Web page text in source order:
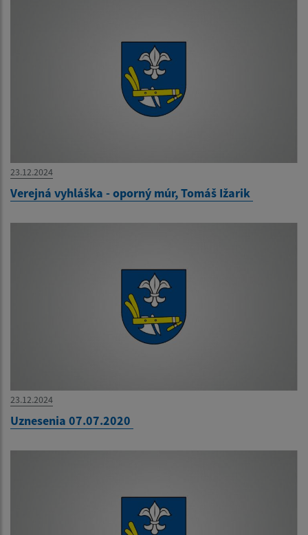
23.12.2024
Verejná vyhláška - oporný múr, Tomáš Ižarik
23.12.2024
Uznesenia 07.07.2020